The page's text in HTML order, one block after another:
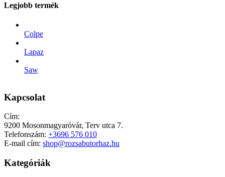
Legjobb termék
Colpe
Lapaz
Saw
Kapcsolat
Cím:
9200 Mosonmagyaróvár, Terv utca 7.
Telefonszám: +3696 576 010
E-mail cím: shop@rozsabutorhaz.hu
Kategóriák